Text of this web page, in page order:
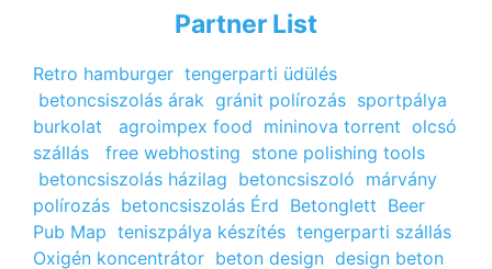
Partner List
Retro hamburger tengerparti üdülés
betoncsiszolás árak gránit polírozás sportpálya
burkolat
agroimpex food mininova torrent olcsó
szállás
free webhosting stone polishing tools
betoncsiszolás házilag betoncsiszoló márvány
polírozás betoncsiszolás Érd Betonglett Beer
Pub Map teniszpálya készítés tengerparti szállás
Oxigén koncentrátor beton design design beton